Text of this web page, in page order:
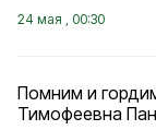
24 мая , 00:30
Помним и
Тимофеевна